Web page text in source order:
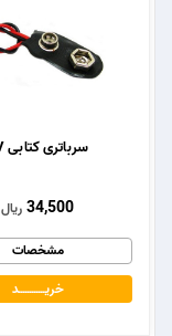
سرباتری کتابی 9V
34,500 ریال
مشخصات
خریــــــــــــد